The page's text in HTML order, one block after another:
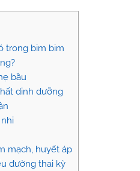
trong bim bim
bầu
dinh dưỡng
mạch, huyết áp
đường thai kỳ